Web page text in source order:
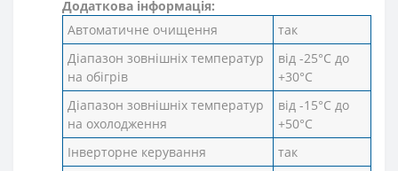
Додаткова інформація:
Автоматичне очищення
так
Діапазон зовнішніх температур
на обігрів
від -25°С до
+30°С
Діапазон зовнішніх температур
на охолодження
від -15°С до
+50°С
Інверторне керування
так